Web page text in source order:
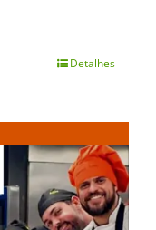
Detalhes